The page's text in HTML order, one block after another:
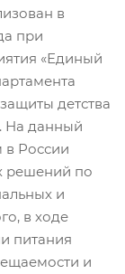
в
при
«Единый
детства
На данный
в России
решений по
и
в ходе
питания
и